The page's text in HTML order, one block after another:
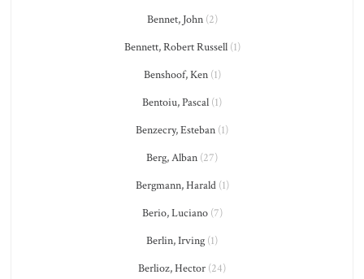
Bennet, John(2)
Bennett, Robert Russell(1)
Benshoof, Ken(1)
Bentoiu, Pascal (1)
Benzecry, Esteban (1)
Berg, Alban (27)
Bergmann, Harald(1)
Berio, Luciano(7)
Berlin, Irving (1)
Berlioz, Hector (24)